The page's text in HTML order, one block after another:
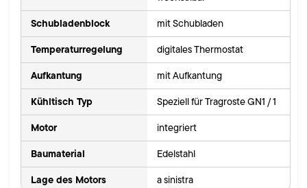
Schubladenblock mit Schubladen
Temperaturregelung digitales Thermostat
Aufkantung mit Aufkantung
Kühltisch Typ Speziell für Tragroste GN1 / 1
Motor integriert
Baumaterial Edelstahl
Lage des Motors a sinistra